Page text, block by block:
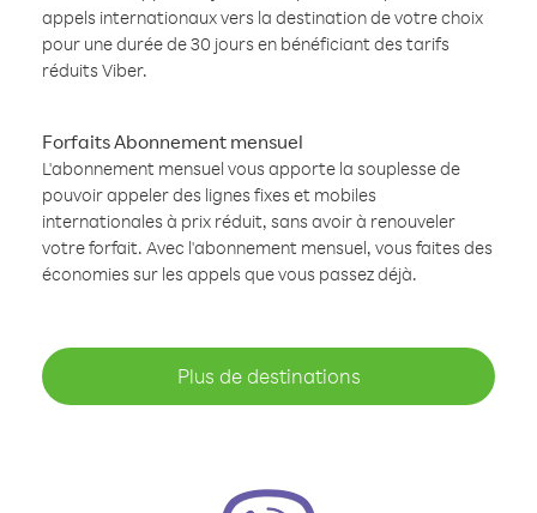
appels internationaux vers la destination de votre choix
pour une durée de 30 jours en bénéficiant des tarifs
réduits Viber.
Forfaits Abonnement mensuel
L'abonnement mensuel vous apporte la souplesse de
pouvoir appeler des lignes fixes et mobiles
internationales à prix réduit, sans avoir à renouveler
votre forfait. Avec l'abonnement mensuel, vous faites des
économies sur les appels que vous passez déjà.
Plus de destinations